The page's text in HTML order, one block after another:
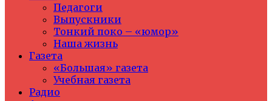
Педагоги
Выпускники
Тонкий поко – «юмор»
Наша жизнь
Газета
«Большая» газета
Учебная газета
Радио